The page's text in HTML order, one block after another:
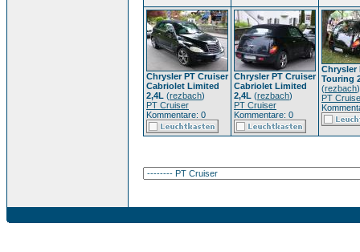
Chrysler PT Cruiser
Cabriolet Limited
2,4L (rezbach)
PT Cruiser
Kommentare: 0
Chrysler PT Cruiser
Cabriolet Limited
2,4L (rezbach)
PT Cruiser
Kommentare: 0
Chrysler
Touring
(rezbach)
PT